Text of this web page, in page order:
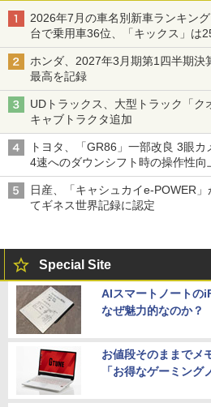
2026年7月の車名別新車ランキン
台で乗用車36位、「キックス」は
ホンダ、2027年3月期第1四半期決
最高を記録
UDトラックス、大型トラック「ク
キャブトラクタ追加
トヨタ、「GR86」一部改良 3眼
4速へのダウンシフト時の操作性向
日産、「キャシュカイe-POWER
てギネス世界記録に認定
Special Site
AIスマートノートの
なぜ魅力的なのか？
お値段そのままでメ
「お得なゲーミング